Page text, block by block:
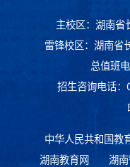
主校区：湖南省
雷锋校区：湖南省
总值班
招生咨询电话
中华人民共和国教
湖南教育网
湖